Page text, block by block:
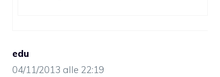
edu
04/11/2013 alle 22:19